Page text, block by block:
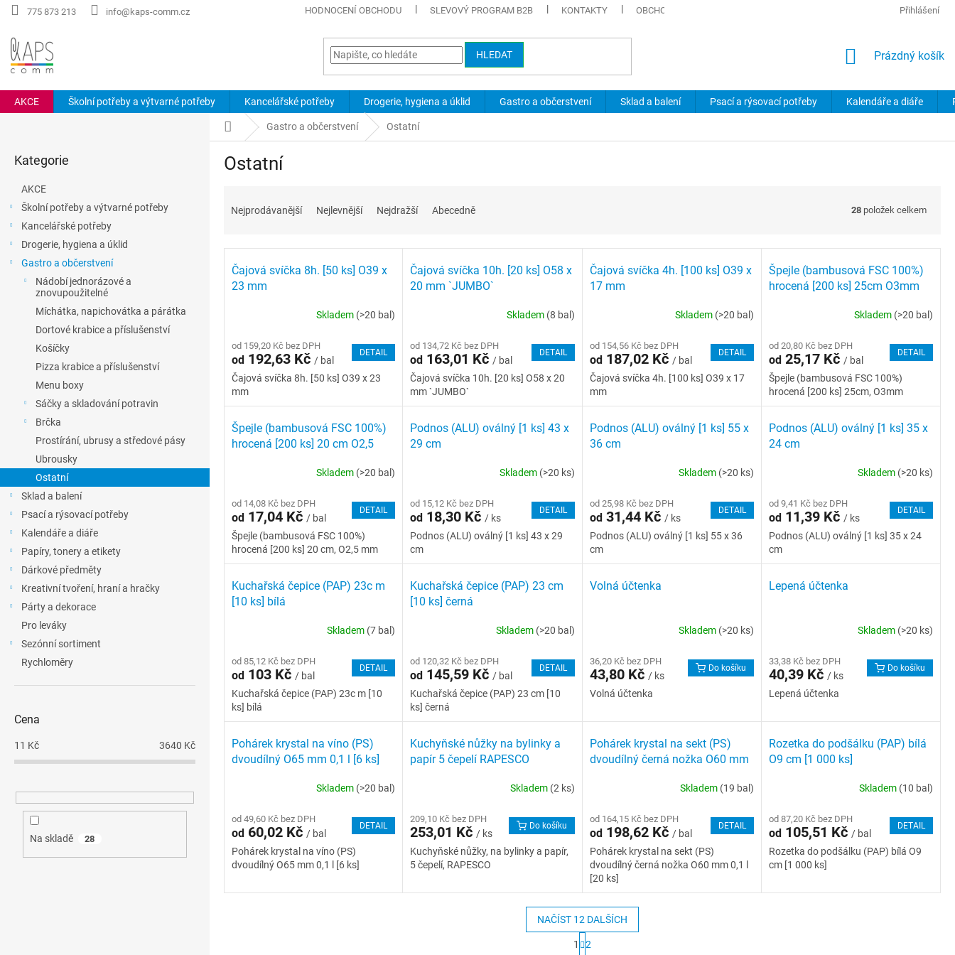
Přejít
775 873 213 info@kaps-comm.cz HODNOCENÍ OBCHODU SLEVOVÝ PROGRAM B2B KONTAKTY OBCHODNÍ PODMÍNKY PODMÍNKY OCHRANY OSOBNÍCH ÚDAJŮ
Přihlášení
HLEDAT
NÁKUPNÍ
Prázdný košík
AKCE Školní potřeby a výtvarné potřeby Kancelářské potřeby Drogerie, hygiena a úklid Gastro a občerstvení Sklad a balení Psací a rýsovací potřeby Kalendáře a diáře
kategorie
Kategorie
AKCE
Školní potřeby a výtvarné potřeby
Kancelářské potřeby
Drogerie, hygiena a úklid
Gastro a občerstvení
Nádobí jednorázové a
znovupoužitelné
Míchátka, napichovátka a párátka
Dortové krabice a příslušenství
Košíčky
Pizza krabice a příslušenství
Menu boxy
Sáčky a skladování potravin
Brčka
Prostírání, ubrusy a středové pásy
Ubrousky
Ostatní
Sklad a balení
Psací a rýsovací potřeby
Kalendáře a diáře
Papíry, tonery a etikety
Dárkové předměty
Kreativní tvoření, hraní a hračky
Párty a dekorace
Pro leváky
Sezónní sortiment
Rychloměry
Cena
11 Kč 3640 Kč
Na skladě 28
Domů Gastro a občerstvení Ostatní
Ostatní
Nejprodávanější Nejlevnější Nejdražší Abecedně 28 položek celkem
k
Čajová svíčka 8h. [50 ks] O39 x
23 mm
Skladem (>20 bal)
od 159,20 Kč bez DPH
od 192,63 Kč / bal
DETAIL
Čajová svíčka 8h. [50 ks] O39 x 23
mm
Čajová svíčka 10h. [20 ks] O58 x
20 mm `JUMBO`
Skladem (8 bal)
od 134,72 Kč bez DPH
od 163,01 Kč/ bal
DETAIL
Čajová svíčka 10h. [20 ks] O58 x 20
mm `JUMBO`
Čajová svíčka 4h. [100 ks] O39 x
17 mm
Skladem (>20 bal)
od 154,56 Kč bez DPH
od187,02 Kč / bal
DETAIL
Čajová svíčka 4h. [100 ks] O39 x 17
mm
Špejle (bambusová FSC 100%)
hrocená [200 ks] 25cm O3mm
Skladem (>20 bal)
od 20,80 Kč bez DPH
od25,17 Kč / bal
DETAIL
Špejle (bambusová FSC 100%)
hrocená [200 ks] 25cm, O3mm
Špejle (bambusová FSC 100%)
hrocená [200 ks] 20 cm O2,5
Skladem (>20 bal)
od 14,08 Kč bez DPH
od 17,04 Kč / bal
DETAIL
Špejle (bambusová FSC 100%)
hrocená [200 ks] 20 cm, O2,5 mm
Podnos (ALU) oválný [1 ks] 43 x
29 cm
Skladem (>20 ks)
od 15,12 Kč bez DPH
od 18,30 Kč/ ks
DETAIL
Podnos (ALU) oválný [1 ks] 43 x 29
cm
Podnos (ALU) oválný [1 ks] 55 x
36 cm
Skladem (>20 ks)
od 25,98 Kč bez DPH
od31,44 Kč / ks
DETAIL
Podnos (ALU) oválný [1 ks] 55 x 36
cm
Podnos (ALU) oválný [1 ks] 35 x
24 cm
Skladem (>20 ks)
od 9,41 Kč bez DPH
od11,39 Kč / ks
DETAIL
Podnos (ALU) oválný [1 ks] 35 x 24
cm
Kuchařská čepice (PAP) 23c m
[10 ks] bílá
Skladem (7 bal)
od 85,12 Kč bez DPH
od 103 Kč / bal
DETAIL
Kuchařská čepice (PAP) 23c m [10
ks] bílá
Kuchařská čepice (PAP) 23 cm
[10 ks] černá
Skladem (>20 bal)
od 120,32 Kč bez DPH
od 145,59 Kč/ bal
DETAIL
Kuchařská čepice (PAP) 23 cm [10
ks] černá
Volná účtenka
Skladem (>20 ks)
36,20 Kč bez DPH
43,80 Kč / ks
Do košíku
Volná účtenka
Lepená účtenka
Skladem (>20 ks)
33,38 Kč bez DPH
40,39 Kč / ks
Do košíku
Lepená účtenka
Pohárek krystal na víno (PS)
dvoudílný O65 mm 0,1 l [6 ks]
Skladem (>20 bal)
od 49,60 Kč bez DPH
od 60,02 Kč / bal
DETAIL
Pohárek krystal na víno (PS)
dvoudílný O65 mm 0,1 l [6 ks]
Kuchyňské nůžky na bylinky a
papír 5 čepelí RAPESCO
Skladem (2 ks)
209,10 Kč bez DPH
253,01 Kč/ ks
Do košíku
Kuchyňské nůžky, na bylinky a papír,
5 čepelí, RAPESCO
Pohárek krystal na sekt (PS)
dvoudílný černá nožka O60 mm
Skladem (19 bal)
od 164,15 Kč bez DPH
od198,62 Kč / bal
DETAIL
Pohárek krystal na sekt (PS)
dvoudílný černá nožka O60 mm 0,1 l
[20 ks]
Rozetka do podšálku (PAP) bílá
O9 cm [1 000 ks]
Skladem (10 bal)
od 87,20 Kč bez DPH
od105,51 Kč / bal
DETAIL
Rozetka do podšálku (PAP) bílá O9
cm [1 000 ks]
O
NAČÍST 12 DALŠÍCH
S
t
1 2